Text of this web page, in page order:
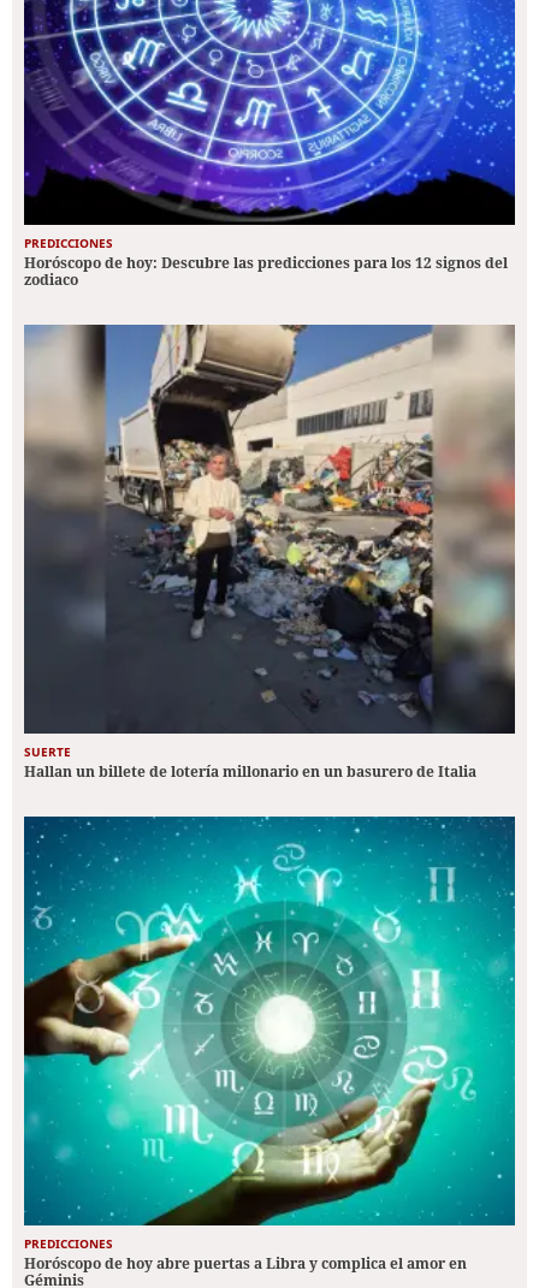
PREDICCIONES
Horóscopo de hoy: Descubre las predicciones para los 12 signos del
zodiaco
SUERTE
Hallan un billete de lotería millonario en un basurero de Italia
PREDICCIONES
Horóscopo de hoy abre puertas a Libra y complica el amor en
Géminis